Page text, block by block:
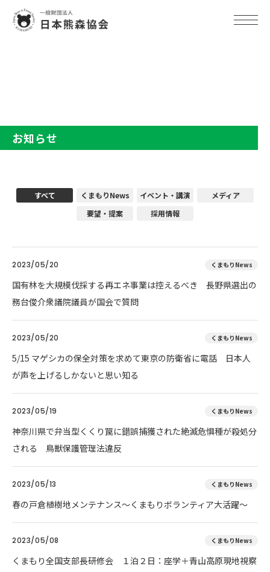
お知らせ
すべて くまもりNews イベント・講演
メディア
要望・提案
採用情報
2023/05/20 くまもりNews
国有林を大規模伐採する再エネ事業は控えるべき 長野県選出の
務台俊介衆議院議員が国会で質問
2023/05/20 くまもりNews
5/15 マゲシカの保全対策を求めて東京の防衛省に電話 日本人
が声を上げるしかないと思い知る
2023/05/19 くまもりNews
神奈川県で弁当型くくり罠に錯誤捕獲された絶滅危惧種が殺処分
される 鳥獣保護管理法違反
2023/05/13 くまもりNews
春の戸倉植樹地メンテナンス～くまもりボランティア大活躍～
2023/05/08 くまもりNews
くまもり全国支部長研修会 １泊２日：座学＋青山高原現地視察